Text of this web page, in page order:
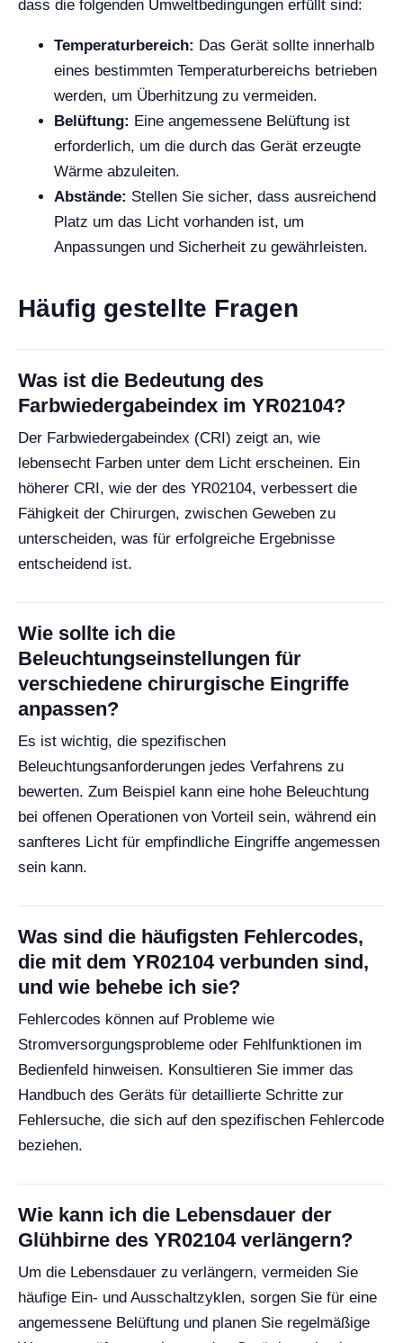
dass die folgenden Umweltbedingungen erfüllt sind:
Temperaturbereich: Das Gerät sollte innerhalb
eines bestimmten Temperaturbereichs betrieben
werden, um Überhitzung zu vermeiden.
Belüftung: Eine angemessene Belüftung ist
erforderlich, um die durch das Gerät erzeugte
Wärme abzuleiten.
Abstände: Stellen Sie sicher, dass ausreichend
Platz um das Licht vorhanden ist, um
Anpassungen und Sicherheit zu gewährleisten.
Häufig gestellte Fragen
Was ist die Bedeutung des
Farbwiedergabeindex im YR02104?
Der Farbwiedergabeindex (CRI) zeigt an, wie
lebensecht Farben unter dem Licht erscheinen. Ein
höherer CRI, wie der des YR02104, verbessert die
Fähigkeit der Chirurgen, zwischen Geweben zu
unterscheiden, was für erfolgreiche Ergebnisse
entscheidend ist.
Wie sollte ich die
Beleuchtungseinstellungen für
verschiedene chirurgische Eingriffe
anpassen?
Es ist wichtig, die spezifischen
Beleuchtungsanforderungen jedes Verfahrens zu
bewerten. Zum Beispiel kann eine hohe Beleuchtung
bei offenen Operationen von Vorteil sein, während ein
sanfteres Licht für empfindliche Eingriffe angemessen
sein kann.
Was sind die häufigsten Fehlercodes,
die mit dem YR02104 verbunden sind,
und wie behebe ich sie?
Fehlercodes können auf Probleme wie
Stromversorgungsprobleme oder Fehlfunktionen im
Bedienfeld hinweisen. Konsultieren Sie immer das
Handbuch des Geräts für detaillierte Schritte zur
Fehlersuche, die sich auf den spezifischen Fehlercode
beziehen.
Wie kann ich die Lebensdauer der
Glühbirne des YR02104 verlängern?
Um die Lebensdauer zu verlängern, vermeiden Sie
häufige Ein- und Ausschaltzyklen, sorgen Sie für eine
angemessene Belüftung und planen Sie regelmäßige